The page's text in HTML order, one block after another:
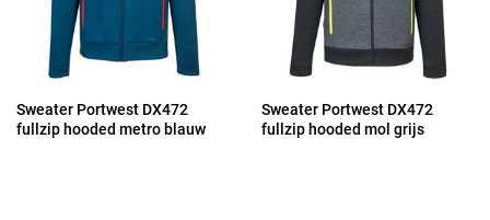
Sweater Portwest DX472
fullzip hooded metro blauw
Sweater Portwest DX472
fullzip hooded mol grijs